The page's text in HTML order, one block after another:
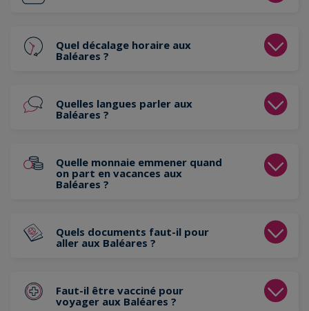
Quel décalage horaire aux
Baléares ?
Quelles langues parler aux
Baléares ?
Quelle monnaie emmener quand
on part en vacances aux
Baléares ?
Quels documents faut-il pour
aller aux Baléares ?
Faut-il être vacciné pour
voyager aux Baléares ?